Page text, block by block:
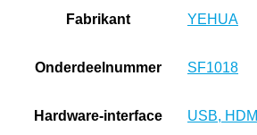
Fabrikant ‎YEHUA
Onderdeelnummer ‎SF1018
Hardware-interface ‎USB, HDMI